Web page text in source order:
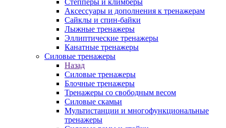
Степперы и климберы
Аксессуары и дополнения к тренажерам
Сайклы и спин-байки
Лыжные тренажеры
Эллиптические тренажеры
Канатные тренажеры
Силовые тренажеры
Назад
Силовые тренажеры
Блочные тренажеры
Тренажеры со свободным весом
Силовые скамьи
Мультистанции и многофункциональные
тренажеры